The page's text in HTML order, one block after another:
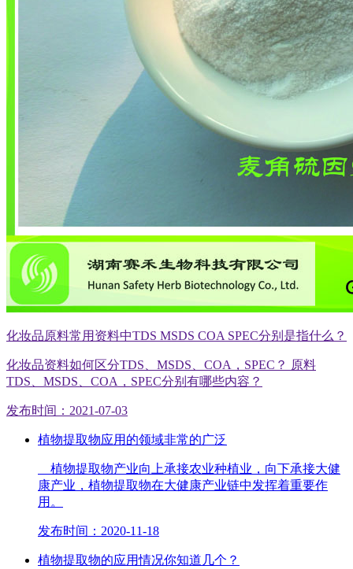
化妆品原料常用资料中TDS MSDS COA SPEC分别是指什么？
化妆品资料如何区分TDS、MSDS、COA，SPEC？ 原料
TDS、MSDS、COA，SPEC分别有哪些内容？
发布时间：2021-07-03
植物提取物应用的领域非常的广泛
植物提取物产业向上承接农业种植业，向下承接大健
康产业，植物提取物在大健康产业链中发挥着重要作
用。
发布时间：2020-11-18
植物提取物的应用情况你知道几个？